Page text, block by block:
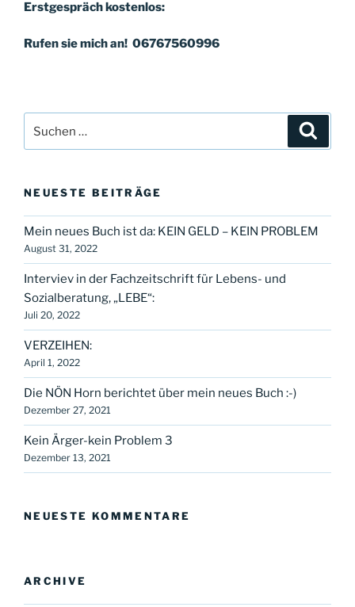
Erstgespräch kostenlos:
Rufen sie mich an! 06767560996
nach:
NEUESTE BEITRÄGE
Mein neues Buch ist da: KEIN GELD – KEIN PROBLEM
August 31, 2022
Interviev in der Fachzeitschrift für Lebens- und
Sozialberatung, „LEBE“:
Juli 20, 2022
VERZEIHEN:
April 1, 2022
Die NÖN Horn berichtet über mein neues Buch :-)
Dezember 27, 2021
Kein Ärger-kein Problem 3
Dezember 13, 2021
NEUESTE KOMMENTARE
ARCHIVE